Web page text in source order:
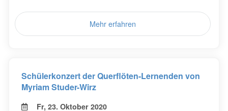
Mehr erfahren
Schülerkonzert der Querflöten-Lernenden von
Myriam Studer-Wirz
Fr, 23. Oktober 2020